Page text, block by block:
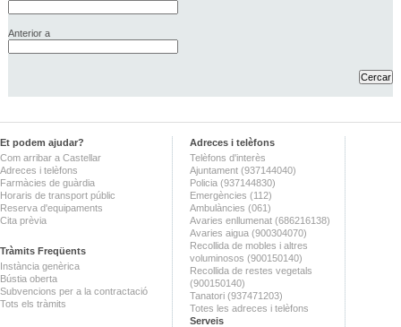
Anterior a
Et podem ajudar?
Com arribar a Castellar
Adreces i telèfons
Farmàcies de guàrdia
Horaris de transport públic
Reserva d'equipaments
Cita prèvia
Tràmits Freqüents
Instància genèrica
Bústia oberta
Subvencions per a la contractació
Tots els tràmits
Adreces i telèfons
Telèfons d'interès
Ajuntament (937144040)
Policia (937144830)
Emergències (112)
Ambulàncies (061)
Avaries enllumenat (686216138)
Avaries aigua (900304070)
Recollida de mobles i altres
voluminosos (900150140)
Recollida de restes vegetals
(900150140)
Tanatori (937471203)
Totes les adreces i telèfons
Serveis